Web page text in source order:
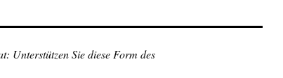
Unterstützen Sie diese Form des